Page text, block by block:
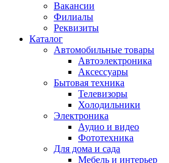
Вакансии
Филиалы
Реквизиты
Каталог
Автомобильные товары
Автоэлектроника
Аксессуары
Бытовая техника
Телевизоры
Холодильники
Электроника
Аудио и видео
Фототехника
Для дома и сада
Мебель и интерьер